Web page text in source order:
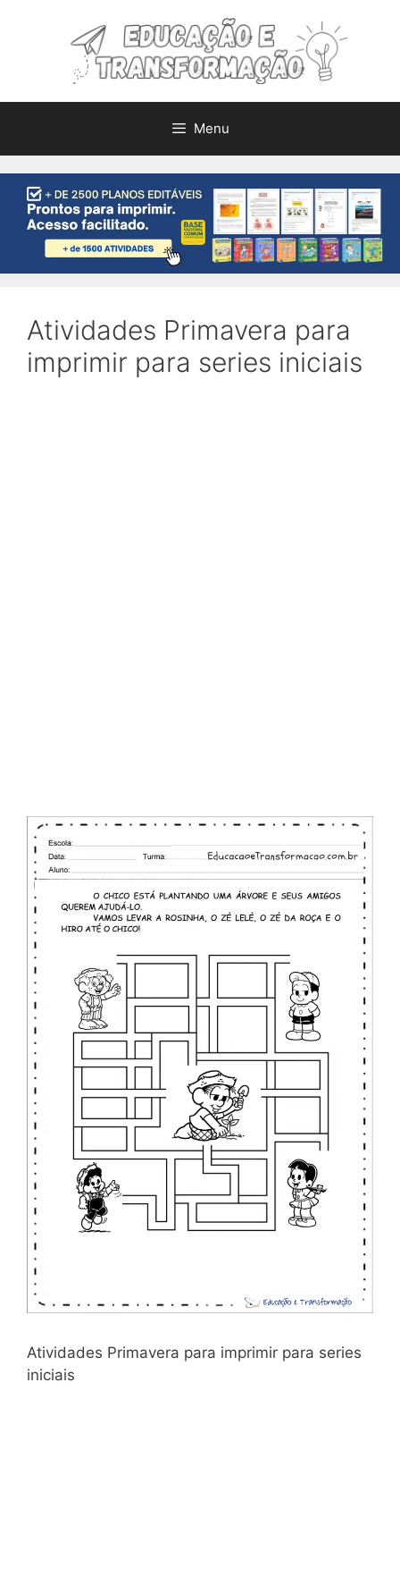
Menu
Atividades Primavera para
imprimir para series iniciais
Atividades Primavera para imprimir para series
iniciais